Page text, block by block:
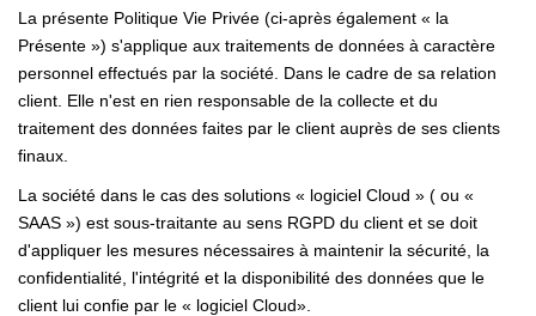
ES
La présente Politique Vie Privée (ci-après également « la
Présente ») s'applique aux traitements de données à caractère
personnel effectués par la société. Dans le cadre de sa relation
client. Elle n'est en rien responsable de la collecte et du
traitement des données faites par le client auprès de ses clients
finaux.
La société dans le cas des solutions « logiciel Cloud » ( ou «
SAAS ») est sous-traitante au sens RGPD du client et se doit
d'appliquer les mesures nécessaires à maintenir la sécurité, la
confidentialité, l'intégrité et la disponibilité des données que le
client lui confie par le « logiciel Cloud».